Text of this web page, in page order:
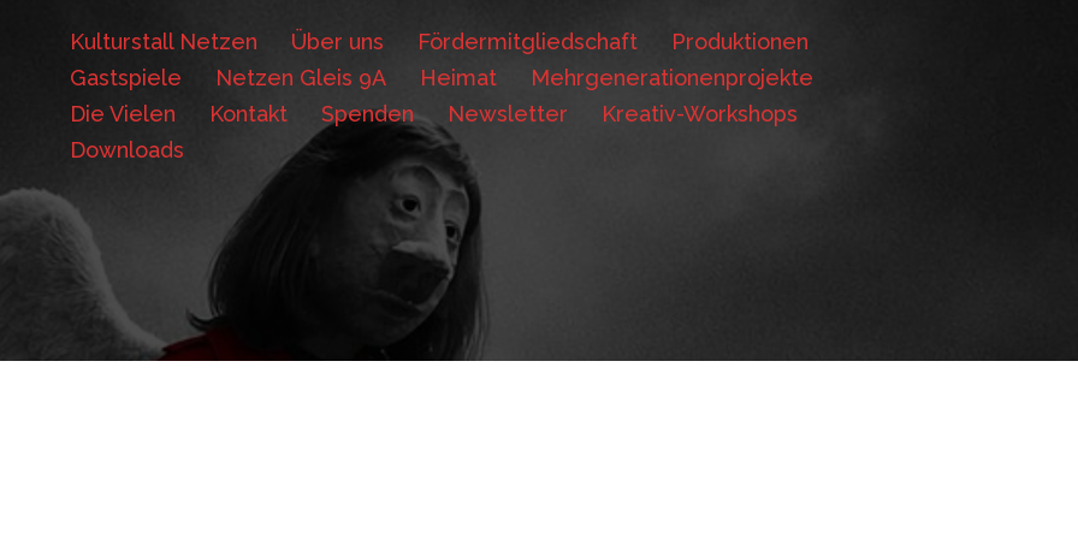
Kulturstall Netzen Über uns Fördermitgliedschaft
Produktionen
Gastspiele
Netzen Gleis 9A Heimat
Mehrgenerationenprojekte
Die Vielen
Kontakt Spenden Newsletter
Kreativ-Workshops
Downloads